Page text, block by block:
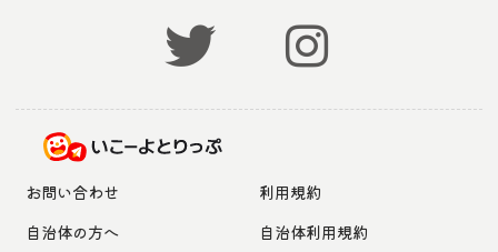
お問い合わせ
利用規約
自治体の方へ
自治体利用規約